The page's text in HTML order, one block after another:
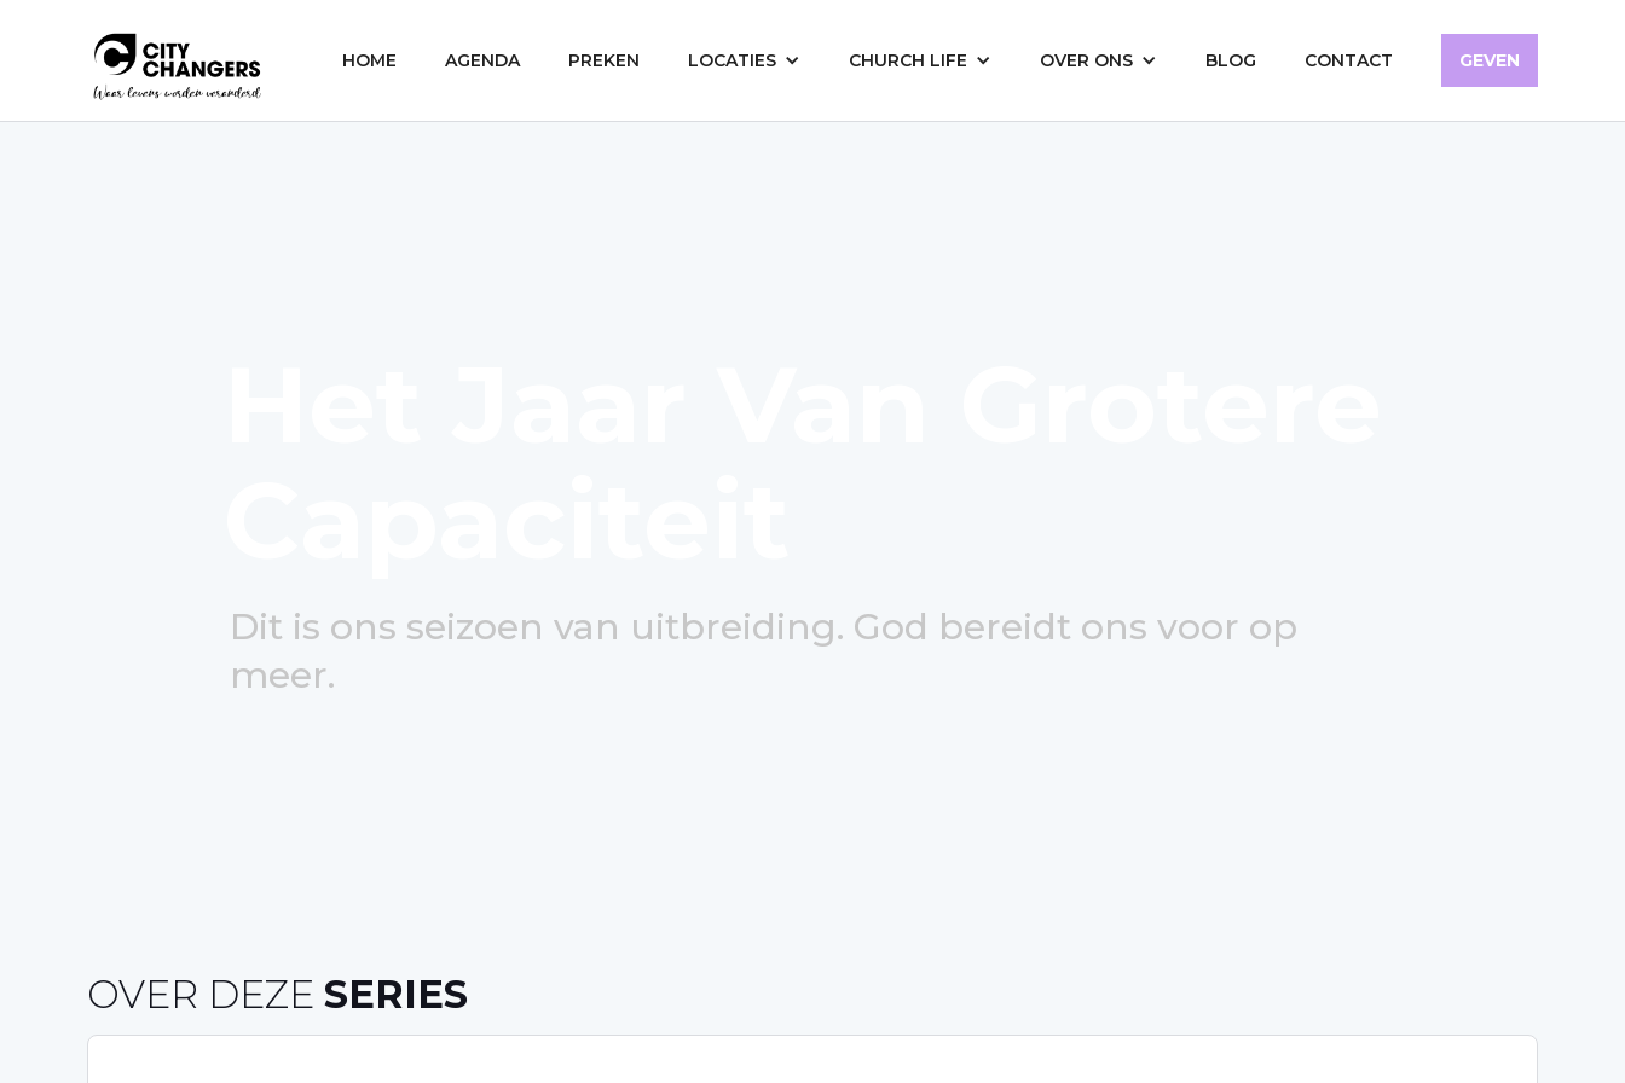
HOME AGENDA PREKEN LOCATIES CHURCH LIFE OVER ONS BLOG CONTACT GEVEN
Dit is ons seizoen van uitbreiding. God bereidt ons voor op
meer.
OVER DEZE SERIES